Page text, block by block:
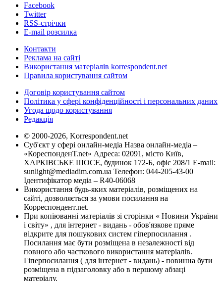
Facebook
Twitter
RSS-стрічки
E-mail розсилка
Контакти
Реклама на сайті
Використання матеріалів korrespondent.net
Правила користування сайтом
Договір користування сайтом
Політика у сфері конфіденційності і персональних даних
Угода щодо користування
Редакція
© 2000-2026, Korrespondent.net
Суб'єкт у сфері онлайн-медіа Назва онлайн-медіа –
«КореспонденТ.net» Адреса: 02091, місто Київ,
ХАРКІВСЬКЕ ШОСЕ, будинок 172-Б, офіс 208/1 E-mail:
sunlight@mediadim.com.ua Телефон: 044-205-43-00
Ідентифікатор медіа – R40-06068
Використання будь-яких матеріалів, розміщених на
сайті, дозволяється за умови посилання на
Корреспондент.net.
При копіюванні матеріалів зі сторінки « Новини України
і світу» , для інтернет - видань - обов'язкове пряме
відкрите для пошукових систем гіперпосилання .
Посилання має бути розміщена в незалежності від
повного або часткового використання матеріалів.
Гіперпосилання ( для інтернет - видань) - повинна бути
розміщена в підзаголовку або в першому абзаці
матеріалу.